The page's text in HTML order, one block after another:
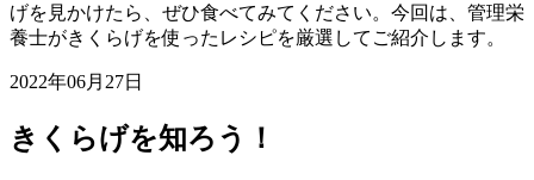
げを見かけたら、ぜひ食べてみてください。今回は、管理栄
養士がきくらげを使ったレシピを厳選してご紹介します。
2022年06月27日
きくらげを知ろう！